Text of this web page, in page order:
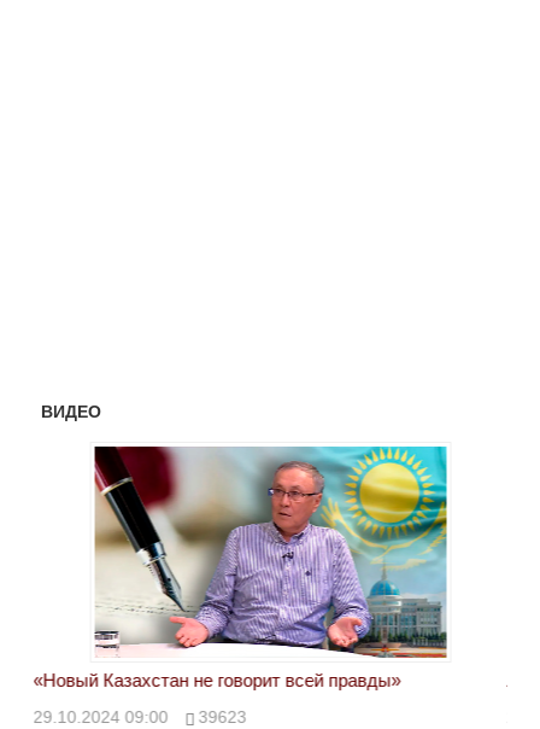
ВИДЕО
«Новый Казахстан не говорит всей правды»
29.10.2024 09:00 39623